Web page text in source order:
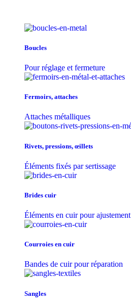
Boucles
Pour réglage et fermeture
Fermoirs, attaches
Attaches métalliques
Rivets, pressions, œillets
Éléments fixés par sertissage
Brides cuir
Éléments en cuir pour ajustement
Courroies en cuir
Bandes de cuir pour réparation
Sangles